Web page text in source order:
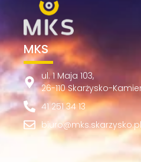
MKS
ul. 1 Maja 103,
26-110 Skarżysko-
41 251 34 13
biuro@mks.skarzysko.pl